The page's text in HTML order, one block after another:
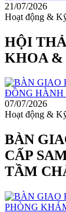
21/07/2026
Hoạt động &
HỘI
KHOA &
07/07/2026
Hoạt động &
BÀN
CẤP
TẦM